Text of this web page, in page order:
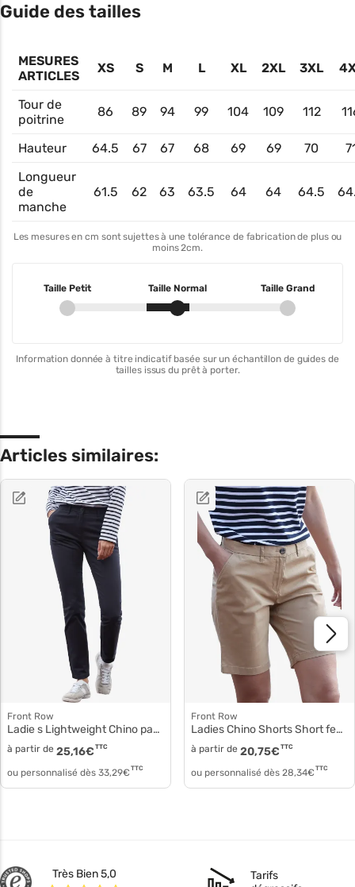
Guide des tailles
MESURES
ARTICLES
XS S M L XL 2XL 3XL
Tour de
poitrine
86 89 94 99 104 109 112
Hauteur 64.5 67 67 68 69 69 70
Longueur
de
manche
61.5 62 63 63.5 64 64 64.5
Les mesures en cm sont sujettes à une tolérance de fabrication de plus ou
moins 2cm.
Taille Petit Taille Normal Taille Grand
Information donnée à titre indicatif basée sur un échantillon de guides de
tailles issus du prêt à porter.
Articles similaires:
Front Row
Ladie s Lightweight Chino pantalon femme fr622
à partir de 25,16€ TTC
ou personnalisé dès 33,29€ TTC
Front Row
Ladies Chino Shorts Short femme fr606
à partir de 20,75€ TTC
ou personnalisé dès 28,34€ TTC
Très Bien 5,0
Tarifs